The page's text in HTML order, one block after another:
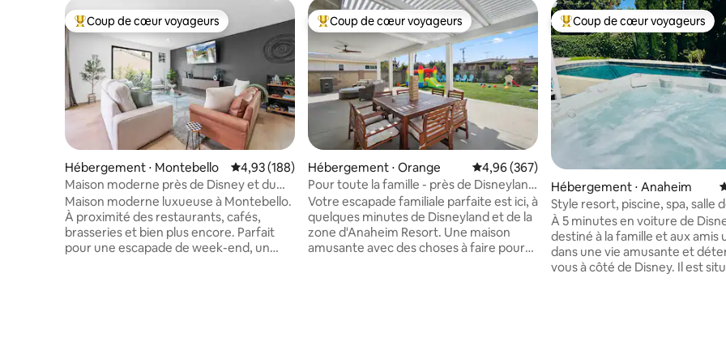
Coups de cœur voyageurs les plus appréciés
Coup de cœur voyageurs
Hébergement ⋅ Montebello Évaluation moyenne sur la base de 188 commentaires : 4,93 sur 5
4,93 (188)
Maison moderne près de Disney et du
centre-ville de Los Angeles
Maison moderne luxueuse à Montebello.
À proximité des restaurants, cafés,
brasseries et bien plus encore. Parfait
pour une escapade de week-end, un
Coups de cœur voyageurs les plus appréciés
Coup de cœur voyageurs
Hébergement ⋅ Orange Évaluation moyenne sur la base de 367
4,96 (367)
Pour toute la famille - près de Disneyland
et plus encore
Votre escapade familiale parfaite est ici, à
quelques minutes de Disneyland et de la
zone d'Anaheim Resort. Une maison
amusante avec des choses à faire pour
Coups de cœur voyageurs les
Coup de cœur voyageurs
Hébergement ⋅ Anaheim
Style resort, piscine, spa, salle
5 minutes de Disney
À 5 minutes en voiture de
destiné à la famille et aux amis
dans une vie amusante et
vous à côté de Disney. Il est